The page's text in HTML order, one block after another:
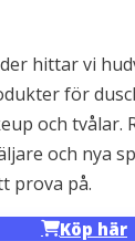
hittar vi
för
och tvålar.
och nya
prova på.
Köp här